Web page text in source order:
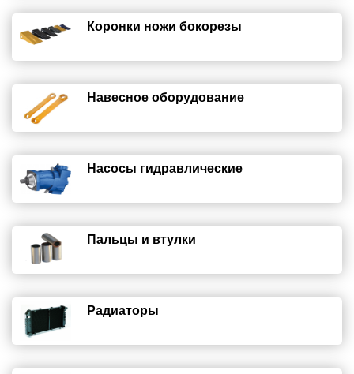
Коронки ножи бокорезы
Навесное оборудование
Насосы гидравлические
Пальцы и втулки
Радиаторы